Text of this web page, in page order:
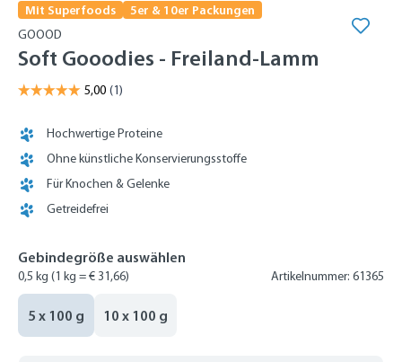
Mit Superfoods 5er & 10er Packungen
GOOOD
Soft Gooodies - Freiland-Lamm
Hochwertige Proteine
Ohne künstliche Konservierungsstoffe
Für Knochen & Gelenke
Getreidefrei
Gebindegröße auswählen
0,5 kg (1 kg = € 31,66) Artikelnummer: 61365
5 x 100 g 10 x 100 g